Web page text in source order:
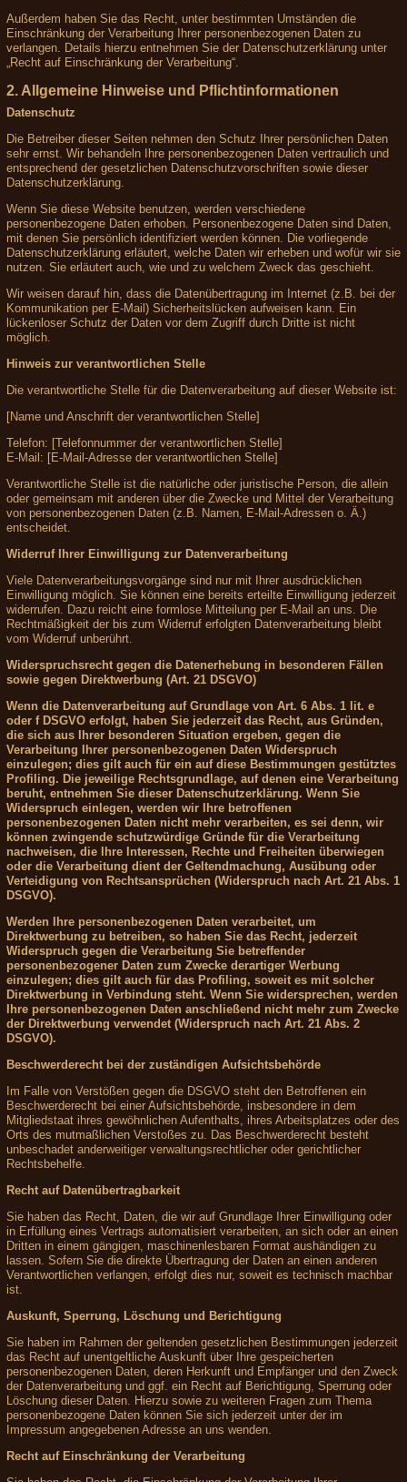
Außerdem haben Sie das Recht, unter bestimmten Umständen die
Einschränkung der Verarbeitung Ihrer personenbezogenen Daten zu
verlangen. Details hierzu entnehmen Sie der Datenschutzerklärung unter
„Recht auf Einschränkung der Verarbeitung“.
2. Allgemeine Hinweise und Pflichtinformationen
Datenschutz
Die Betreiber dieser Seiten nehmen den Schutz Ihrer persönlichen Daten
sehr ernst. Wir behandeln Ihre personenbezogenen Daten vertraulich und
entsprechend der gesetzlichen Datenschutzvorschriften sowie dieser
Datenschutzerklärung.
Wenn Sie diese Website benutzen, werden verschiedene
personenbezogene Daten erhoben. Personenbezogene Daten sind Daten,
mit denen Sie persönlich identifiziert werden können. Die vorliegende
Datenschutzerklärung erläutert, welche Daten wir erheben und wofür wir sie
nutzen. Sie erläutert auch, wie und zu welchem Zweck das geschieht.
Wir weisen darauf hin, dass die Datenübertragung im Internet (z.B. bei der
Kommunikation per E-Mail) Sicherheitslücken aufweisen kann. Ein
lückenloser Schutz der Daten vor dem Zugriff durch Dritte ist nicht
möglich.
Hinweis zur verantwortlichen Stelle
Die verantwortliche Stelle für die Datenverarbeitung auf dieser Website ist:
[Name und Anschrift der verantwortlichen Stelle]
Telefon: [Telefonnummer der verantwortlichen Stelle]
E-Mail: [E-Mail-Adresse der verantwortlichen Stelle]
Verantwortliche Stelle ist die natürliche oder juristische Person, die allein
oder gemeinsam mit anderen über die Zwecke und Mittel der Verarbeitung
von personenbezogenen Daten (z.B. Namen, E-Mail-Adressen o. Ä.)
entscheidet.
Widerruf Ihrer Einwilligung zur Datenverarbeitung
Viele Datenverarbeitungsvorgänge sind nur mit Ihrer ausdrücklichen
Einwilligung möglich. Sie können eine bereits erteilte Einwilligung jederzeit
widerrufen. Dazu reicht eine formlose Mitteilung per E-Mail an uns. Die
Rechtmäßigkeit der bis zum Widerruf erfolgten Datenverarbeitung bleibt
vom Widerruf unberührt.
Widerspruchsrecht gegen die Datenerhebung in besonderen Fällen
sowie gegen Direktwerbung (Art. 21 DSGVO)
Wenn die Datenverarbeitung auf Grundlage von Art. 6 Abs. 1 lit. e
oder f DSGVO erfolgt, haben Sie jederzeit das Recht, aus Gründen,
die sich aus Ihrer besonderen Situation ergeben, gegen die
Verarbeitung Ihrer personenbezogenen Daten Widerspruch
einzulegen; dies gilt auch für ein auf diese Bestimmungen gestütztes
Profiling. Die jeweilige Rechtsgrundlage, auf denen eine Verarbeitung
beruht, entnehmen Sie dieser Datenschutzerklärung. Wenn Sie
Widerspruch einlegen, werden wir Ihre betroffenen
personenbezogenen Daten nicht mehr verarbeiten, es sei denn, wir
können zwingende schutzwürdige Gründe für die Verarbeitung
nachweisen, die Ihre Interessen, Rechte und Freiheiten überwiegen
oder die Verarbeitung dient der Geltendmachung, Ausübung oder
Verteidigung von Rechtsansprüchen (Widerspruch nach Art. 21 Abs. 1
DSGVO).
Werden Ihre personenbezogenen Daten verarbeitet, um
Direktwerbung zu betreiben, so haben Sie das Recht, jederzeit
Widerspruch gegen die Verarbeitung Sie betreffender
personenbezogener Daten zum Zwecke derartiger Werbung
einzulegen; dies gilt auch für das Profiling, soweit es mit solcher
Direktwerbung in Verbindung steht. Wenn Sie widersprechen, werden
Ihre personenbezogenen Daten anschließend nicht mehr zum Zwecke
der Direktwerbung verwendet (Widerspruch nach Art. 21 Abs. 2
DSGVO).
Beschwerderecht bei der zuständigen Aufsichtsbehörde
Im Falle von Verstößen gegen die DSGVO steht den Betroffenen ein
Beschwerderecht bei einer Aufsichtsbehörde, insbesondere in dem
Mitgliedstaat ihres gewöhnlichen Aufenthalts, ihres Arbeitsplatzes oder des
Orts des mutmaßlichen Verstoßes zu. Das Beschwerderecht besteht
unbeschadet anderweitiger verwaltungsrechtlicher oder gerichtlicher
Rechtsbehelfe.
Recht auf Datenübertragbarkeit
Sie haben das Recht, Daten, die wir auf Grundlage Ihrer Einwilligung oder
in Erfüllung eines Vertrags automatisiert verarbeiten, an sich oder an einen
Dritten in einem gängigen, maschinenlesbaren Format aushändigen zu
lassen. Sofern Sie die direkte Übertragung der Daten an einen anderen
Verantwortlichen verlangen, erfolgt dies nur, soweit es technisch machbar
ist.
Auskunft, Sperrung, Löschung und Berichtigung
Sie haben im Rahmen der geltenden gesetzlichen Bestimmungen jederzeit
das Recht auf unentgeltliche Auskunft über Ihre gespeicherten
personenbezogenen Daten, deren Herkunft und Empfänger und den Zweck
der Datenverarbeitung und ggf. ein Recht auf Berichtigung, Sperrung oder
Löschung dieser Daten. Hierzu sowie zu weiteren Fragen zum Thema
personenbezogene Daten können Sie sich jederzeit unter der im
Impressum angegebenen Adresse an uns wenden.
Recht auf Einschränkung der Verarbeitung